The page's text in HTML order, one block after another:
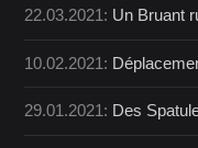
22.03.2021: Un Bruant
10.02.2021:
29.01.2021: Des